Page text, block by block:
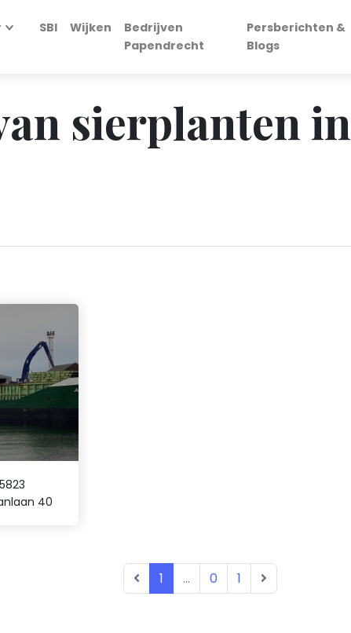
SBI Wijken
Bedrijven
Papendrecht
Persberichten &
Blogs
sierplanten in
40
1 ... 0 1